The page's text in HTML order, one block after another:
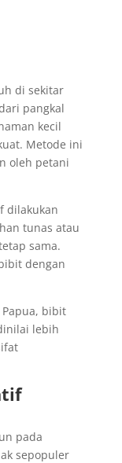
di sekitar
pangkal
kecil
Metode ini
oleh petani
dilakukan
tunas atau
sama.
dengan
bibit
lebih
pada
sepopuler